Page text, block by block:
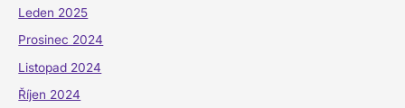
Leden 2025
Prosinec 2024
Listopad 2024
Říjen 2024